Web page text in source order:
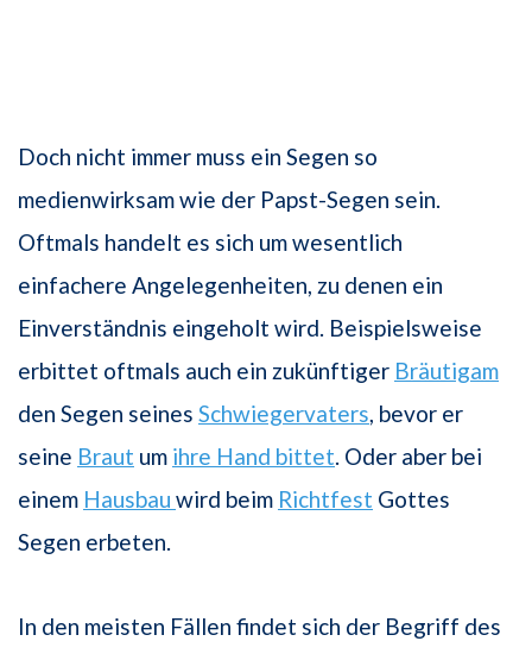
Doch nicht immer muss ein Segen so
medienwirksam wie der Papst-Segen sein.
Oftmals handelt es sich um wesentlich
einfachere Angelegenheiten, zu denen ein
Einverständnis eingeholt wird. Beispielsweise
erbittet oftmals auch ein zukünftiger Bräutigam
den Segen seines Schwiegervaters, bevor er
seine Braut um ihre Hand bittet. Oder aber bei
einem Hausbau wird beim Richtfest Gottes
Segen erbeten.
In den meisten Fällen findet sich der Begriff des